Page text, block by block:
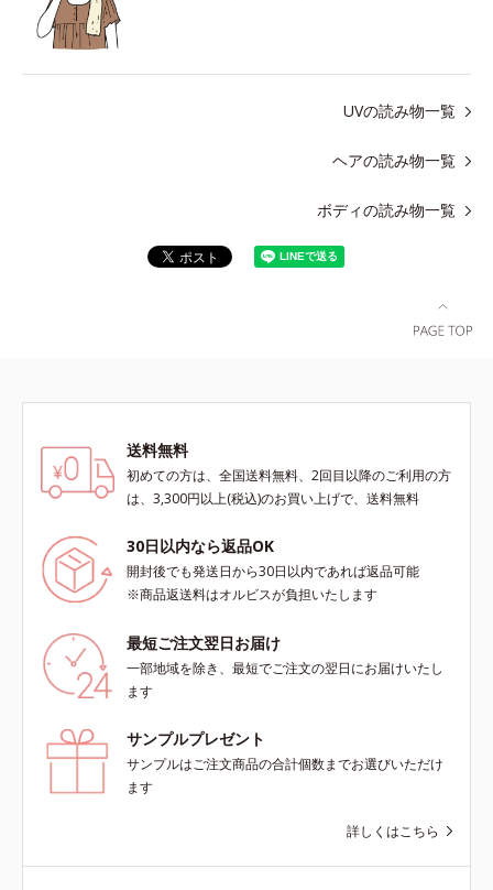
UVの読み物一覧
ヘアの読み物一覧
ボディの読み物一覧
送料無料
初めての方は、全国送料無料、2回目以降のご利用の方
は、3,300円以上(税込)のお買い上げで、送料無料
30日以内なら返品OK
開封後でも発送日から30日以内であれば返品可能
※商品返送料はオルビスが負担いたします
最短ご注文翌日お届け
一部地域を除き、最短でご注文の翌日にお届けいたし
ます
サンプルプレゼント
サンプルはご注文商品の合計個数までお選びいただけ
ます
詳しくはこちら